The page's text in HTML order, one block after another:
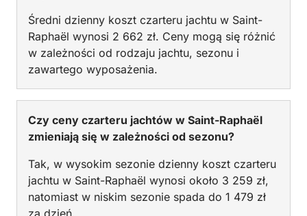
Średni dzienny koszt czarteru jachtu w Saint-
Raphaël wynosi 2 662 zł. Ceny mogą się różnić
w zależności od rodzaju jachtu, sezonu i
zawartego wyposażenia.
Czy ceny czarteru jachtów w Saint-Raphaël
zmieniają się w zależności od sezonu?
Tak, w wysokim sezonie dzienny koszt czarteru
jachtu w Saint-Raphaël wynosi około 3 259 zł,
natomiast w niskim sezonie spada do 1 479 zł
za dzień.